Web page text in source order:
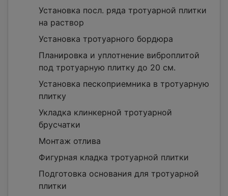
Установка посл. ряда тротуарной плитки
на раствор
Установка тротуарного бордюра
Планировка и уплотнение виброплитой
под тротуарную плитку до 20 см.
Установка пескоприемника в тротуарную
плитку
Укладка клинкерной тротуарной
брусчатки
Монтаж отлива
Фигурная кладка тротуарной плитки
Подготовка основания для тротуарной
плитки